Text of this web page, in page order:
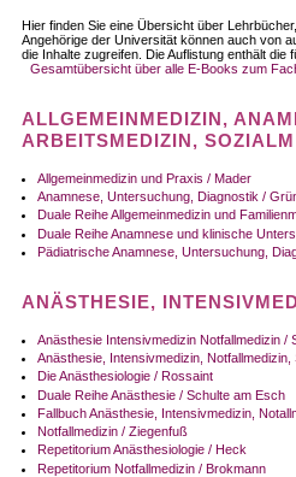
Hier finden Sie eine Übersicht über
Angehörige der Universität können auch von
die Inhalte zugreifen. Die Auflistung enthält die
Gesamtübersicht über alle E-Books zum
ALLGEMEINMEDIZIN,
ARBEITSMEDIZIN,
Allgemeinmedizin und Praxis / Mader
Anamnese, Untersuchung, Diagnostik /
Duale Reihe Allgemeinmedizin und
Duale Reihe Anamnese und klinische
Pädiatrische Anamnese, Untersuchung,
ANÄSTHESIE,
Anästhesie Intensivmedizin Notfallmedizin /
Anästhesie, Intensivmedizin,
Die Anästhesiologie / Rossaint
Duale Reihe Anästhesie / Schulte am Esch
Fallbuch Anästhesie, Intensivmedizin,
Notfallmedizin / Ziegenfuß
Repetitorium Anästhesiologie / Heck
Repetitorium Notfallmedizin / Brokmann